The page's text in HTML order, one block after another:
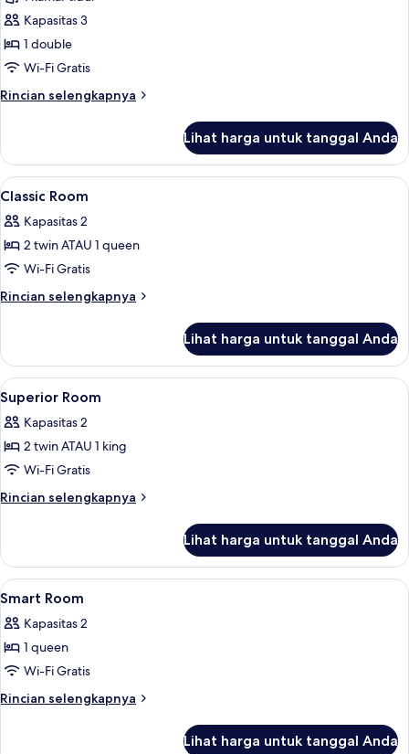
Kamar
Superior
Kapasitas 3
1 double
Wi-Fi Gratis
Rincian selengkapnya
Rincian
Kamar
Superior
Lihat harga untuk tanggal Anda
Lihat
semua
foto
untuk
Classic
Room
Seprai premium, brankas, meja
4
Classic Room
Kapasitas 2
2 twin ATAU 1 queen
Wi-Fi Gratis
Rincian selengkapnya
Rincian
Classic
Room
Lihat harga untuk tanggal Anda
Lihat
semua
foto
untuk
Superior
Room
Seprai premium, brankas, meja
4
Superior Room
Kapasitas 2
2 twin ATAU 1 king
Wi-Fi Gratis
Rincian selengkapnya
Rincian
Superior
Room
Lihat harga untuk tanggal Anda
Lihat
semua
foto
untuk
Smart
Room
Seprai premium, brankas, meja
4
Smart Room
Kapasitas 2
1 queen
Wi-Fi Gratis
Rincian selengkapnya
Rincian
Lihat harga untuk tanggal Anda